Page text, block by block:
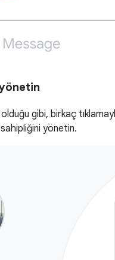
olduğu gibi, birkaç
yönetin.